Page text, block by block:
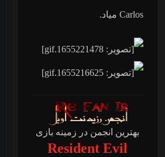
Carlos میاد.
بهترین انجمن در زمینه بازی
Resident Evil